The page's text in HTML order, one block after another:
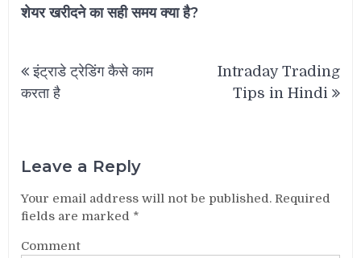
शेयर खरीदने का सही समय क्या है?
Post
navigation
इंट्राडे ट्रेडिंग कैसे काम
करता है
Intraday Trading
Tips in Hindi
Leave a Reply
Your email address will not be published. Required
fields are marked *
Comment